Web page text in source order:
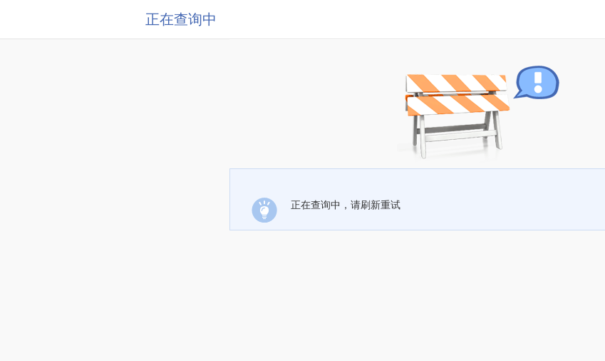
正在查询中
正在查询中，请刷新重试